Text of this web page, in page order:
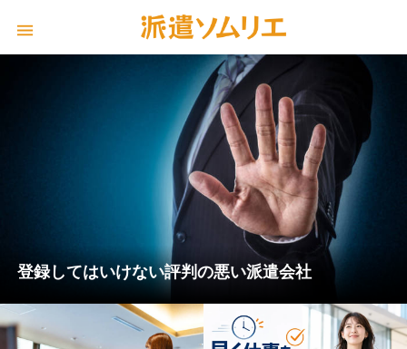
登録してはいけない評判の悪い派遣会社